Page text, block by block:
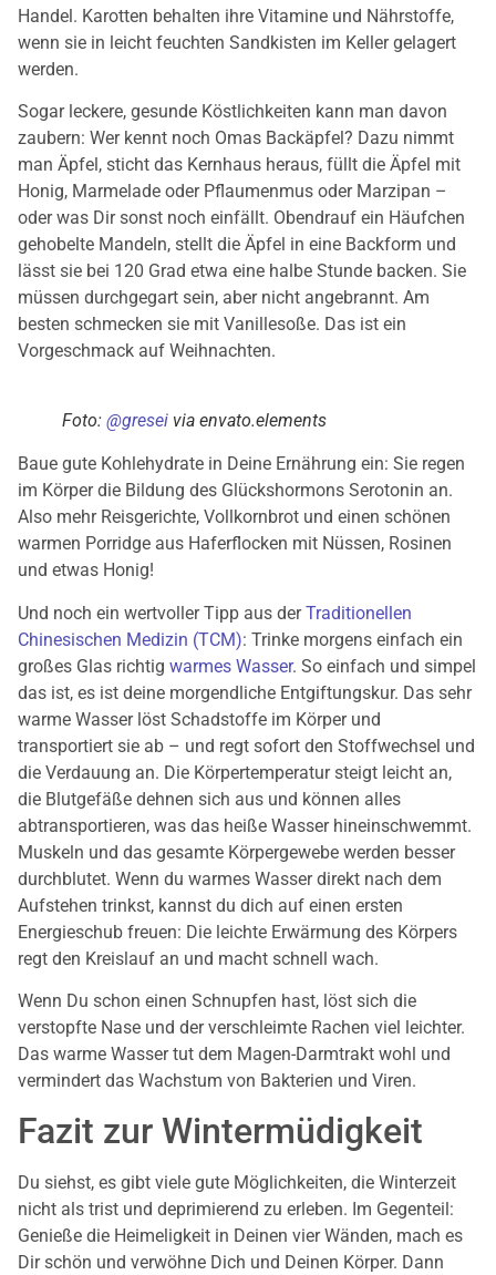
Handel. Karotten behalten ihre Vitamine und Nährstoffe,
wenn sie in leicht feuchten Sandkisten im Keller gelagert
werden.
Sogar leckere, gesunde Köstlichkeiten kann man davon
zaubern: Wer kennt noch Omas Backäpfel? Dazu nimmt
man Äpfel, sticht das Kernhaus heraus, füllt die Äpfel mit
Honig, Marmelade oder Pflaumenmus oder Marzipan –
oder was Dir sonst noch einfällt. Obendrauf ein Häufchen
gehobelte Mandeln, stellt die Äpfel in eine Backform und
lässt sie bei 120 Grad etwa eine halbe Stunde backen. Sie
müssen durchgegart sein, aber nicht angebrannt. Am
besten schmecken sie mit Vanillesoße. Das ist ein
Vorgeschmack auf Weihnachten.
Foto: @gresei via envato.elements
Baue gute Kohlehydrate in Deine Ernährung ein: Sie regen
im Körper die Bildung des Glückshormons Serotonin an.
Also mehr Reisgerichte, Vollkornbrot und einen schönen
warmen Porridge aus Haferflocken mit Nüssen, Rosinen
und etwas Honig!
Und noch ein wertvoller Tipp aus derTraditionellen
Chinesischen Medizin (TCM): Trinke morgens einfach ein
großes Glas richtig warmes Wasser. So einfach und simpel
das ist, es ist deine morgendliche Entgiftungskur. Das sehr
warme Wasser löst Schadstoffe im Körper und
transportiert sie ab – und regt sofort den Stoffwechsel und
die Verdauung an. Die Körpertemperatur steigt leicht an,
die Blutgefäße dehnen sich aus und können alles
abtransportieren, was das heiße Wasser hineinschwemmt.
Muskeln und das gesamte Körpergewebe werden besser
durchblutet. Wenn du warmes Wasser direkt nach dem
Aufstehen trinkst, kannst du dich auf einen ersten
Energieschub freuen: Die leichte Erwärmung des Körpers
regt den Kreislauf an und macht schnell wach.
Wenn Du schon einen Schnupfen hast, löst sich die
verstopfte Nase und der verschleimte Rachen viel leichter.
Das warme Wasser tut dem Magen-Darmtrakt wohl und
vermindert das Wachstum von Bakterien und Viren.
Fazit zur Wintermüdigkeit
Du siehst, es gibt viele gute Möglichkeiten, die Winterzeit
nicht als trist und deprimierend zu erleben. Im Gegenteil:
Genieße die Heimeligkeit in Deinen vier Wänden, mach es
Dir schön und verwöhne Dich und Deinen Körper. Dann